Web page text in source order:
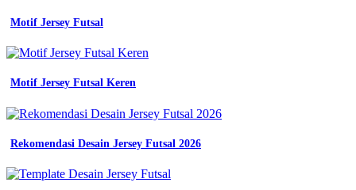
Motif Jersey Futsal
Motif Jersey Futsal Keren
Rekomendasi Desain Jersey Futsal 2026